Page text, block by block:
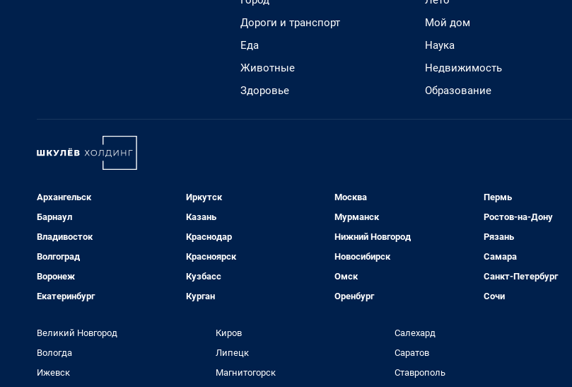
Дороги и транспорт
Еда
Животные
Здоровье
Мой дом
Наука
Недвижимость
Образование
Архангельск
Барнаул
Владивосток
Волгоград
Воронеж
Екатеринбург
Иркутск
Казань
Краснодар
Красноярск
Кузбасс
Курган
Москва
Мурманск
Нижний Новгород
Новосибирск
Омск
Оренбург
Пермь
Ростов-на-Дону
Рязань
Самара
Санкт-Петербург
Сочи
Великий Новгород
Вологда
Ижевск
Киров
Липецк
Магнитогорск
Салехард
Саратов
Ставрополь